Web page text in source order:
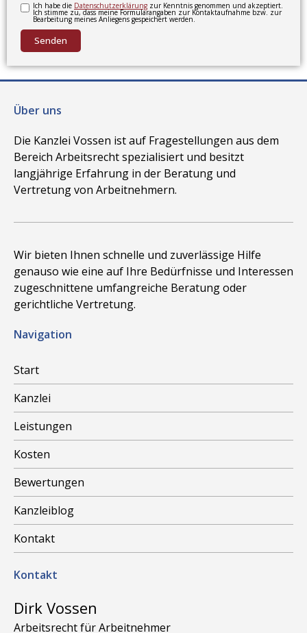
Ich habe die Datenschutzerklärung zur Kenntnis genommen und akzeptiert.
Ich stimme zu, dass meine Formularangaben zur Kontaktaufnahme bzw. zur
Bearbeitung meines Anliegens gespeichert werden.
Senden
Über uns
Die Kanzlei Vossen ist auf Fragestellungen aus dem
Bereich Arbeitsrecht spezialisiert und besitzt
langjährige Erfahrung in der Beratung und
Vertretung von Arbeitnehmern.
Wir bieten Ihnen schnelle und zuverlässige Hilfe
genauso wie eine auf Ihre Bedürfnisse und Interessen
zugeschnittene umfangreiche Beratung oder
gerichtliche Vertretung.
Navigation
Start
Kanzlei
Leistungen
Kosten
Bewertungen
Kanzleiblog
Kontakt
Kontakt
Dirk Vossen
Arbeitsrecht für Arbeitnehmer